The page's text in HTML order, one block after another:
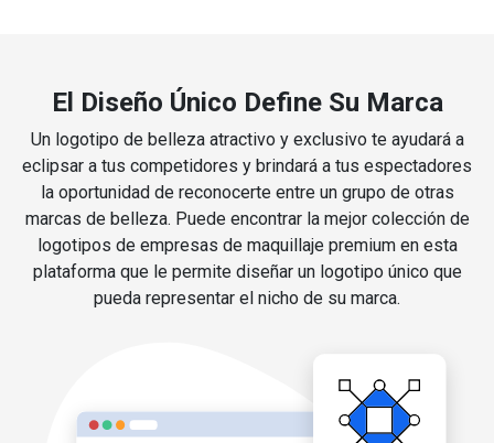
El Diseño Único Define Su Marca
Un logotipo de belleza atractivo y exclusivo te ayudará a
eclipsar a tus competidores y brindará a tus espectadores
la oportunidad de reconocerte entre un grupo de otras
marcas de belleza. Puede encontrar la mejor colección de
logotipos de empresas de maquillaje premium en esta
plataforma que le permite diseñar un logotipo único que
pueda representar el nicho de su marca.